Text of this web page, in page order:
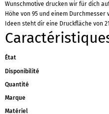
Wunschmotive drucken wir für dich
Höhe von 95 und einem
Ideen steht dir eine Druckfläche von
État
Disponibilité
Quantité
Marque
Matériel